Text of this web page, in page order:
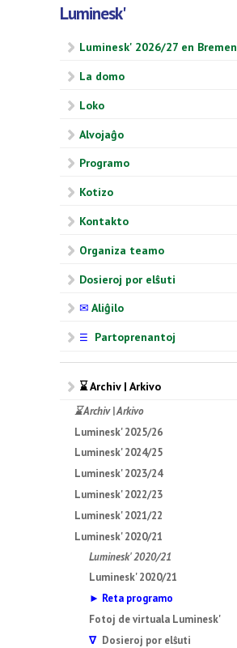
Luminesk'
Luminesk' 2026/27 en Bremen
La domo
Loko
Alvojaĝo
Programo
Kotizo
Kontakto
Organiza teamo
Dosieroj por elŝuti
✉ Aliĝilo
☰ Partoprenantoj
⌛ Archiv | Arkivo
⌛ Archiv | Arkivo
Luminesk' 2025/26
Luminesk' 2024/25
Luminesk' 2023/24
Luminesk' 2022/23
Luminesk' 2021/22
Luminesk' 2020/21
Luminesk' 2020/21
Luminesk' 2020/21
► Reta programo
Fotoj de virtuala Luminesk'
∇Dosieroj por elŝuti